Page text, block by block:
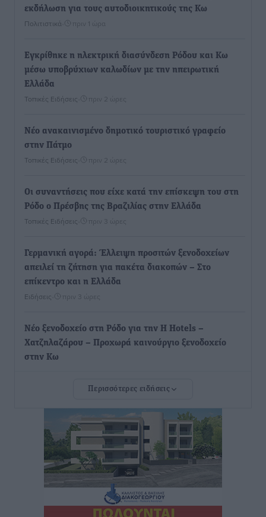
εκδήλωση για τους αυτοδιοικητικούς της Κω
Πολιτιστικά πριν 1 ώρα
Εγκρίθηκε η ηλεκτρική διασύνδεση Ρόδου και Κω
μέσω υποβρύχιων καλωδίων με την ηπειρωτική
Ελλάδα
Τοπικές Ειδήσεις πριν 2 ώρες
Νέο ανακαινισμένο δημοτικό τουριστικό γραφείο
στην Πάτμο
Τοπικές Ειδήσεις πριν 2 ώρες
Οι συναντήσεις που είχε κατά την επίσκεψη του στη
Ρόδο ο Πρέσβης της Βραζιλίας στην Ελλάδα
Τοπικές Ειδήσεις πριν 3 ώρες
Γερμανική αγορά: Έλλειψη προσιτών ξενοδοχείων
απειλεί τη ζήτηση για πακέτα διακοπών – Στο
επίκεντρο και η Ελλάδα
Ειδήσεις πριν 3 ώρες
Νέο ξενοδοχείο στη Ρόδο για την H Hotels –
Χατζηλαζάρου – Προχωρά καινούργιο ξενοδοχείο
στην Κω
Μαστιχάρι – Αναποδογύρισε όχημα με μητέρα και
5χρονο παιδί
Τοπικές Ειδήσεις• πριν 3 ώρες
“Η Ευρώπη αντιμετώπιζε το προσφυγικό σαν ταινία
τρόμου” – Η συγκλονιστική μαρτυρία της Χαρούλας
Γιασιράνη στον RV για τα γεγονότα που οδήγησαν στο
Περισσότερες ειδήσεις